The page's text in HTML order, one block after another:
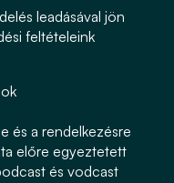
leadásával jön
feltételeink
és a rendelkezésre
előre egyeztetett
és vodcast